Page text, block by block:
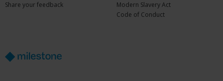
Share your feedback
Modern Slavery Act
Code of Conduct